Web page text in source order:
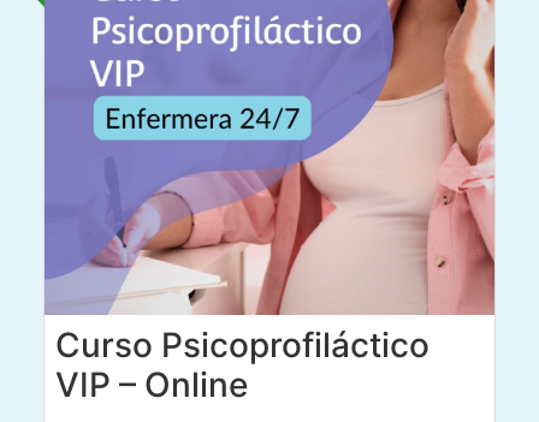
Curso Psicoprofiláctico
VIP – Online